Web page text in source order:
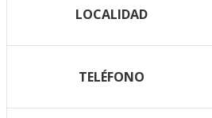
LOCALIDAD
TELÉFONO